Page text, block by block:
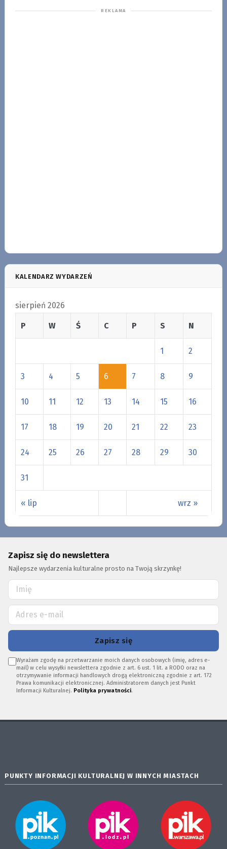
KALENDARZ WYDARZEŃ
sierpień 2026
P W Ś C P S N
« lip wrz »
1 2
3 4 5 6 7 8 9
10 11 12 13 14 15 16
17 18 19 20 21 22 23
24 25 26 27 28 29 30
31
Zapisz się do newslettera
Najlepsze wydarzenia kulturalne prosto na Twoją skrzynkę!
Zapisz się
Wyrażam zgodę na przetwarzanie moich danych osobowych (imię, adres e-
mail) w celu wysyłki newslettera zgodnie z art. 6 ust. 1 lit. a RODO oraz na
otrzymywanie informacji handlowych drogą elektroniczną zgodnie z art. 172
Prawa komunikacji elektronicznej. Administratorem danych jest Punkt
Informacji Kulturalnej. Polityka prywatności.
PUNKTY INFORMACJI KULTURALNEJ W INNYCH MIASTACH